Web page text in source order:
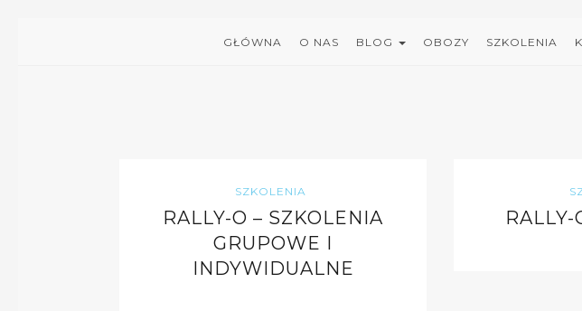
GŁÓWNA O NAS BLOG OBOZY SZKOLENIA
SZKOLENIA
RALLY-O – SZKOLENIA
GRUPOWE I
INDYWIDUALNE
RALLY-